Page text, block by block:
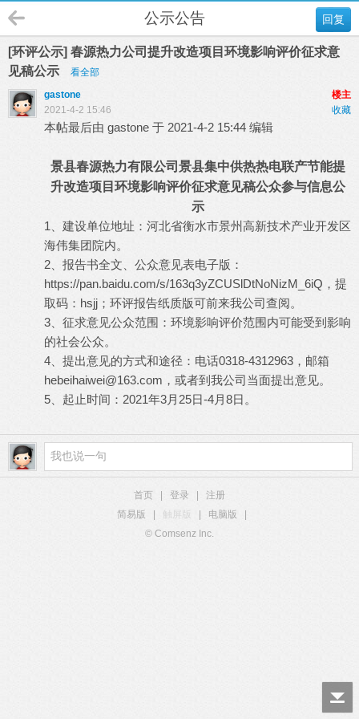
回复
公示公告
[环评公示] 春源热力公司提升改造项目环境影响评价征求意
见稿公示
看全部
楼主
gastone
收藏
2021-4-2 15:46
本帖最后由 gastone 于 2021-4-2 15:44 编辑
景县春源热力有限公司景县集中供热热电联产节能提
升改造项目环境影响评价征求意见稿公众参与信息公
示
1、建设单位地址：河北省衡水市景州高新技术产业开发区
海伟集团院内。
2、报告书全文、公众意见表电子版：
https://pan.baidu.com/s/163q3yZCUSlDtNoNizM_6iQ ，提
取码：hsjj；环评报告纸质版可前来我公司查阅。
3、征求意见公众范围：环境影响评价范围内可能受到影响
的社会公众。
4、提出意见的方式和途径：电话0318-4312963，邮箱
hebeihaiwei@163.com ，或者到我公司当面提出意见。
5、起止时间：2021年3月25日-4月8日。
首页 登录
注册
简易版
触屏版 电脑版
© Comsenz Inc.